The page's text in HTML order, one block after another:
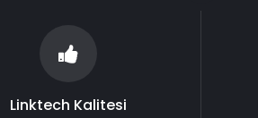
Linktech Kalitesi